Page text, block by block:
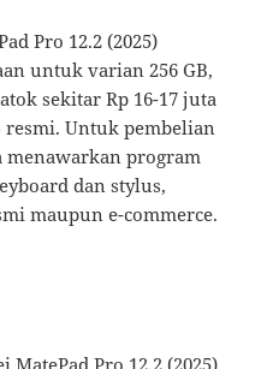
Pro 12.2 (2025)
untuk varian 256 GB,
sekitar Rp 16-17 juta
Untuk pembelian
menawarkan program
dan stylus,
maupun e-commerce.